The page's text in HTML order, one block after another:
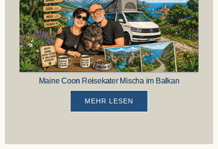
Maine Coon Reisekater Mischa im Balkan
MEHR LESEN